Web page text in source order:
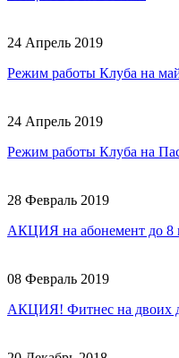
24 Апрель 2019
Режим работы Клуба на
24 Апрель 2019
Режим работы Клуба на
28 Февраль 2019
АКЦИЯ на абонемент до 8
08 Февраль 2019
АКЦИЯ! Фитнес на двоих